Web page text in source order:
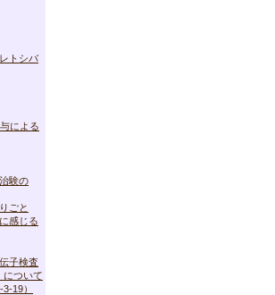
トシバ
による
験の
ごと
感じる
子検査
について
19）